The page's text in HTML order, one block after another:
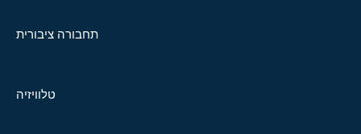
תחבורה ציבורית
טלוויזיה